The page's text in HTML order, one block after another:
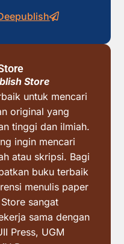
Store
untuk mencari
original yang
tinggi dan ilmiah.
ingin mencari
atau skripsi. Bagi
buku terbaik
menulis paper
sangat
sama dengan
Press, UGM